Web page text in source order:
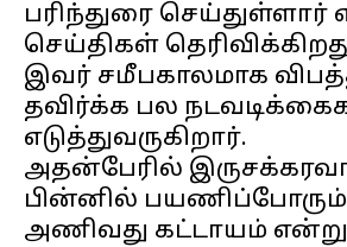
பரிந்துரை செய்துள்ளார்
செய்திகள்
இவர் சமீபகாலமாக
தவிர்க்க பல
எடுத்துவருகிறார்.
அதன்பேரில்
பின்னில்
அணிவது கட்டாயம் என்று